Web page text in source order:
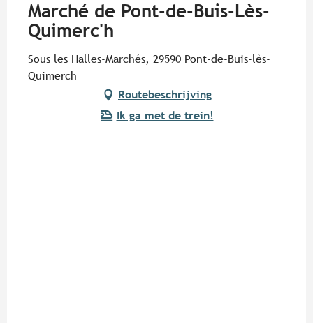
Marché de Pont-de-Buis-Lès-
Quimerc'h
Sous les Halles-Marchés, 29590 Pont-de-Buis-lès-
Quimerch
Routebeschrijving
Ik ga met de trein!